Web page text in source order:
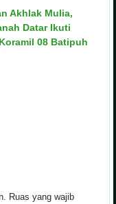
Akhlak Mulia,
Datar Ikuti
08 Batipuh
Ruas yang wajib